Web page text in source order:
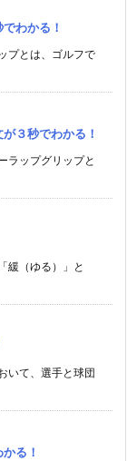
わかる！
プとは、ゴルフで
３秒でわかる！
ラップグリップと
緩（ゆる）」と
いて、選手と球団
る！